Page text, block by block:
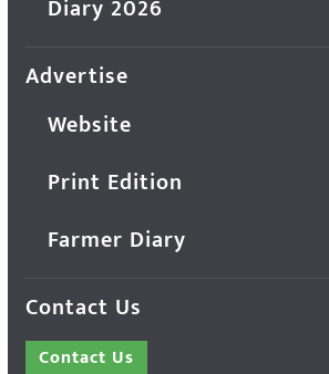
Diary 2026
Advertise
Website
Print Edition
Farmer Diary
Contact Us
Contact Us